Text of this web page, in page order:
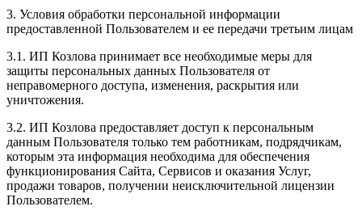
3. Условия обработки персональной информации
предоставленной Пользователем и ее передачи третьим лицам
3.1. ИП Козлова принимает все необходимые меры для
защиты персональных данных Пользователя от
неправомерного доступа, изменения, раскрытия или
уничтожения.
3.2. ИП Козлова предоставляет доступ к персональным
данным Пользователя только тем работникам, подрядчикам,
которым эта информация необходима для обеспечения
функционирования Сайта, Сервисов и оказания Услуг,
продажи товаров, получении неисключительной лицензии
Пользователем.